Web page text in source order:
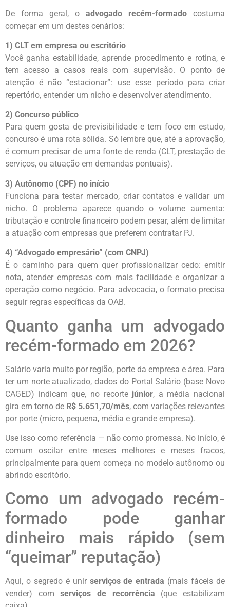
De forma geral, o advogado recém-formado costuma
começar em um destes cenários:
1) CLT em empresa ou escritório
Você ganha estabilidade, aprende procedimento e rotina, e
tem acesso a casos reais com supervisão. O ponto de
atenção é não “estacionar”: use esse período para criar
repertório, entender um nicho e desenvolver atendimento.
2) Concurso público
Para quem gosta de previsibilidade e tem foco em estudo,
concurso é uma rota sólida. Só lembre que, até a aprovação,
é comum precisar de uma fonte de renda (CLT, prestação de
serviços, ou atuação em demandas pontuais).
3) Autônomo (CPF) no início
Funciona para testar mercado, criar contatos e validar um
nicho. O problema aparece quando o volume aumenta:
tributação e controle financeiro podem pesar, além de limitar
a atuação com empresas que preferem contratar PJ.
4) “Advogado empresário” (com CNPJ)
É o caminho para quem quer profissionalizar cedo: emitir
nota, atender empresas com mais facilidade e organizar a
operação como negócio. Para advocacia, o formato precisa
seguir regras específicas da OAB.
Quanto ganha um advogado
recém-formado em 2026?
Salário varia muito por região, porte da empresa e área. Para
ter um norte atualizado, dados do Portal Salário (base Novo
CAGED) indicam que, no recorte júnior, a média nacional
gira em torno de R$ 5.651,70/mês, com variações relevantes
por porte (micro, pequena, média e grande empresa).
Use isso como referência — não como promessa. No início, é
comum oscilar entre meses melhores e meses fracos,
principalmente para quem começa no modelo autônomo ou
abrindo escritório.
Como um advogado recém-
formado pode ganhar
dinheiro mais rápido (sem
“queimar” reputação)
Aqui, o segredo é unir serviços de entrada (mais fáceis de
vender) comserviços de recorrência (que estabilizam